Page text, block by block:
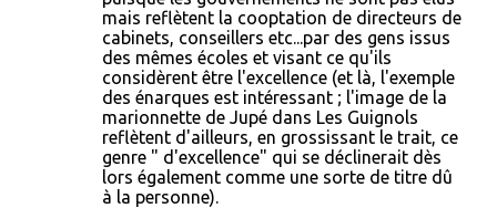
mais reflètent la cooptation de directeurs de
cabinets, conseillers etc...par des gens issus
des mêmes écoles et visant ce qu'ils
considèrent être l'excellence (et là, l'exemple
des énarques est intéressant ; l'image de la
marionnette de Jupé dans Les Guignols
reflètent d'ailleurs, en grossissant le trait, ce
genre " d'excellence" qui se déclinerait dès
lors également comme une sorte de titre dû
à la personne).